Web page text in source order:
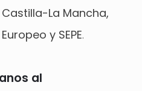
La Mancha,
y SEPE.
al